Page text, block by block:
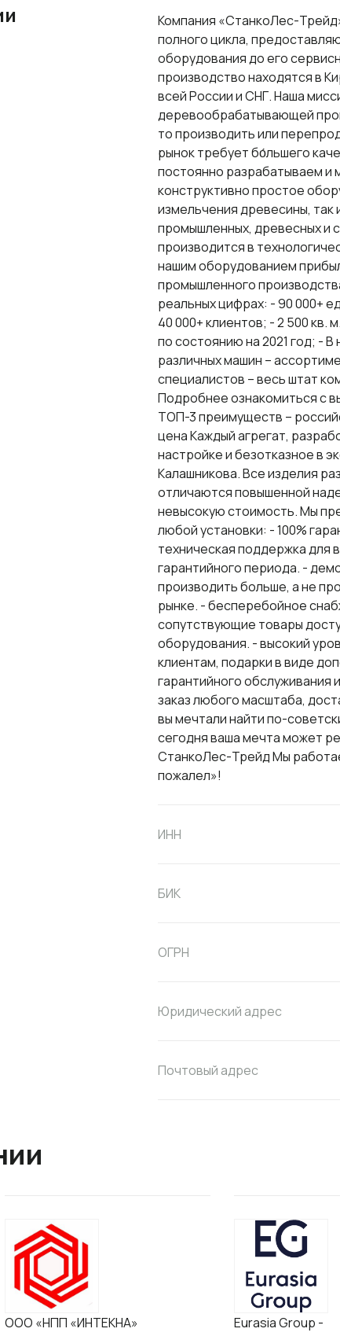
Компания «СтанкоЛес-
полного цикла,
оборудования до его
производство находятся в
всей России и СНГ. Наша
деревообрабатывающей
то производить или
рынок требует бо́льшего
постоянно разрабатываем и
конструктивно простое
измельчения древесины, так
промышленных, древесных и
производится в
нашим оборудованием
промышленного
реальных цифрах: - 90 000+
40 000+ клиентов; - 2 500 кв.
по состоянию на 2021 год; -
различных машин –
специалистов – весь штат
Подробнее ознакомиться с
ТОП-3 преимуществ –
цена Каждый агрегат,
настройке и безотказное в
Калашникова. Все изделия
отличаются повышенной
невысокую стоимость. Мы
любой установки: - 100%
техническая поддержка для
гарантийного периода. -
производить больше, а не
рынке. - бесперебойное
сопутствующие товары
оборудования. - высокий
клиентам, подарки в виде
гарантийного обслуживания
заказ любого масштаба,
вы мечтали найти по-
сегодня ваша мечта может
СтанкоЛес-Трейд Мы
пожалел»!
ИНН
БИК
ОГРН
Юридический адрес
Почтовый адрес
ООО «НПП «ИНТЕКНА»
Eurasia Group -